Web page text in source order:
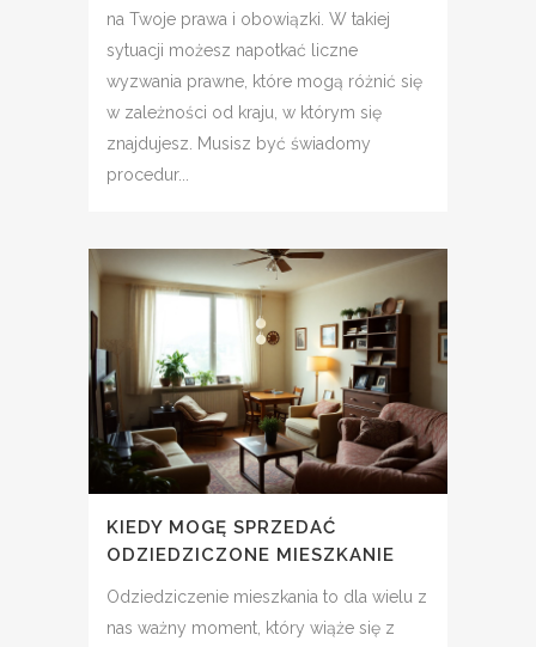
na Twoje prawa i obowiązki. W takiej
sytuacji możesz napotkać liczne
wyzwania prawne, które mogą różnić się
w zależności od kraju, w którym się
znajdujesz. Musisz być świadomy
procedur...
KIEDY MOGĘ SPRZEDAĆ
ODZIEDZICZONE MIESZKANIE
Odziedziczenie mieszkania to dla wielu z
nas ważny moment, który wiąże się z